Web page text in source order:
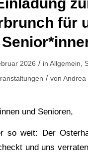
für
2026 / in Allgemein
/ vonAndrea
und Senioren,
so weit: Der
und uns